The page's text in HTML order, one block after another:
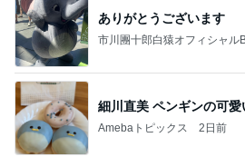
ありがとうございます
市川團十郎白猿オフィシャル
細川直美 ペンギンの可愛
Amebaトピックス 2日前